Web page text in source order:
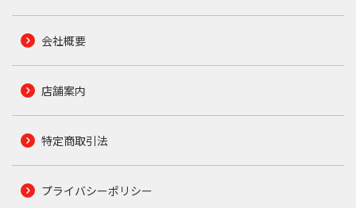
会社概要
店舗案内
特定商取引法
プライバシーポリシー